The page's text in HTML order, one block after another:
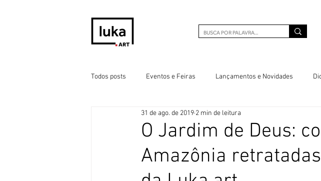
Todos posts Eventos e Feiras Lançamentos e Novidades
O Jardim de Deus:
Amazônia
31 de ago. de 2019 2 min de leitura